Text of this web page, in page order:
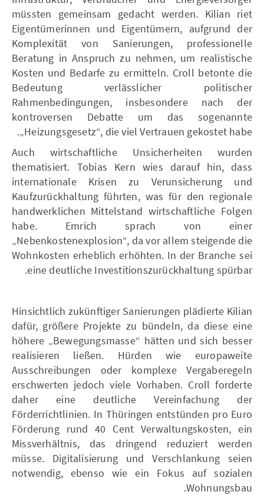
müssten gemeinsam gedacht werden. Kilian riet
Eigentümerinnen und Eigentümern, aufgrund der
Komplexität von Sanierungen, professionelle
Beratung in Anspruch zu nehmen, um realistische
Kosten und Bedarfe zu ermitteln. Croll betonte die
Bedeutung verlässlicher politischer
Rahmenbedingungen, insbesondere nach der
kontroversen Debatte um das sogenannte
„Heizungsgesetz“, die viel Vertrauen gekostet habe.
Auch wirtschaftliche Unsicherheiten wurden
thematisiert. Tobias Kern wies darauf hin, dass
internationale Krisen zu Verunsicherung und
Kaufzurückhaltung führten, was für den regionale
handwerklichen Mittelstand wirtschaftliche Folgen
habe. Emrich sprach von einer
„Nebenkostenexplosion“, da vor allem steigende die
Wohnkosten erheblich erhöhten. In der Branche sei
eine deutliche Investitionszurückhaltung spürbar.
Hinsichtlich zukünftiger Sanierungen plädierte Kilian
dafür, größere Projekte zu bündeln, da diese eine
höhere „Bewegungsmasse“ hätten und sich besser
realisieren ließen. Hürden wie europaweite
Ausschreibungen oder komplexe Vergaberegeln
erschwerten jedoch viele Vorhaben. Croll forderte
daher eine deutliche Vereinfachung der
Förderrichtlinien. In Thüringen entstünden pro Euro
Förderung rund 40 Cent Verwaltungskosten, ein
Missverhältnis, das dringend reduziert werden
müsse. Digitalisierung und Verschlankung seien
notwendig, ebenso wie ein Fokus auf sozialen
Wohnungsbau.